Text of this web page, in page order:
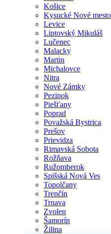
Košice
Kysucké Nové mesto
Levice
Liptovský Mikuláš
Lučenec
Malacky
Martin
Michalovce
Nitra
Nové Zámky
Pezinok
Piešťany
Poprad
Považská Bystrica
Prešov
Prievidza
Rimavská Sobota
Rožňava
Ružomberok
Spišská Nová Ves
Topolčany
Trenčín
Trnava
Zvolen
Šamorín
Žilina